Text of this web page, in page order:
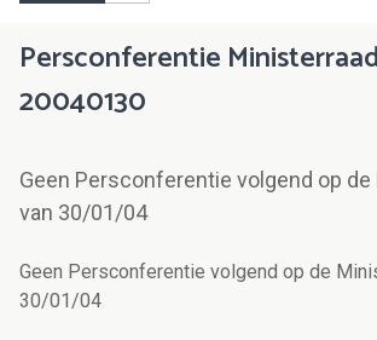
Persconferentie
20040130
Geen Persconferentie volgend op de
van 30/01/04
Geen Persconferentie volgend op de
30/01/04